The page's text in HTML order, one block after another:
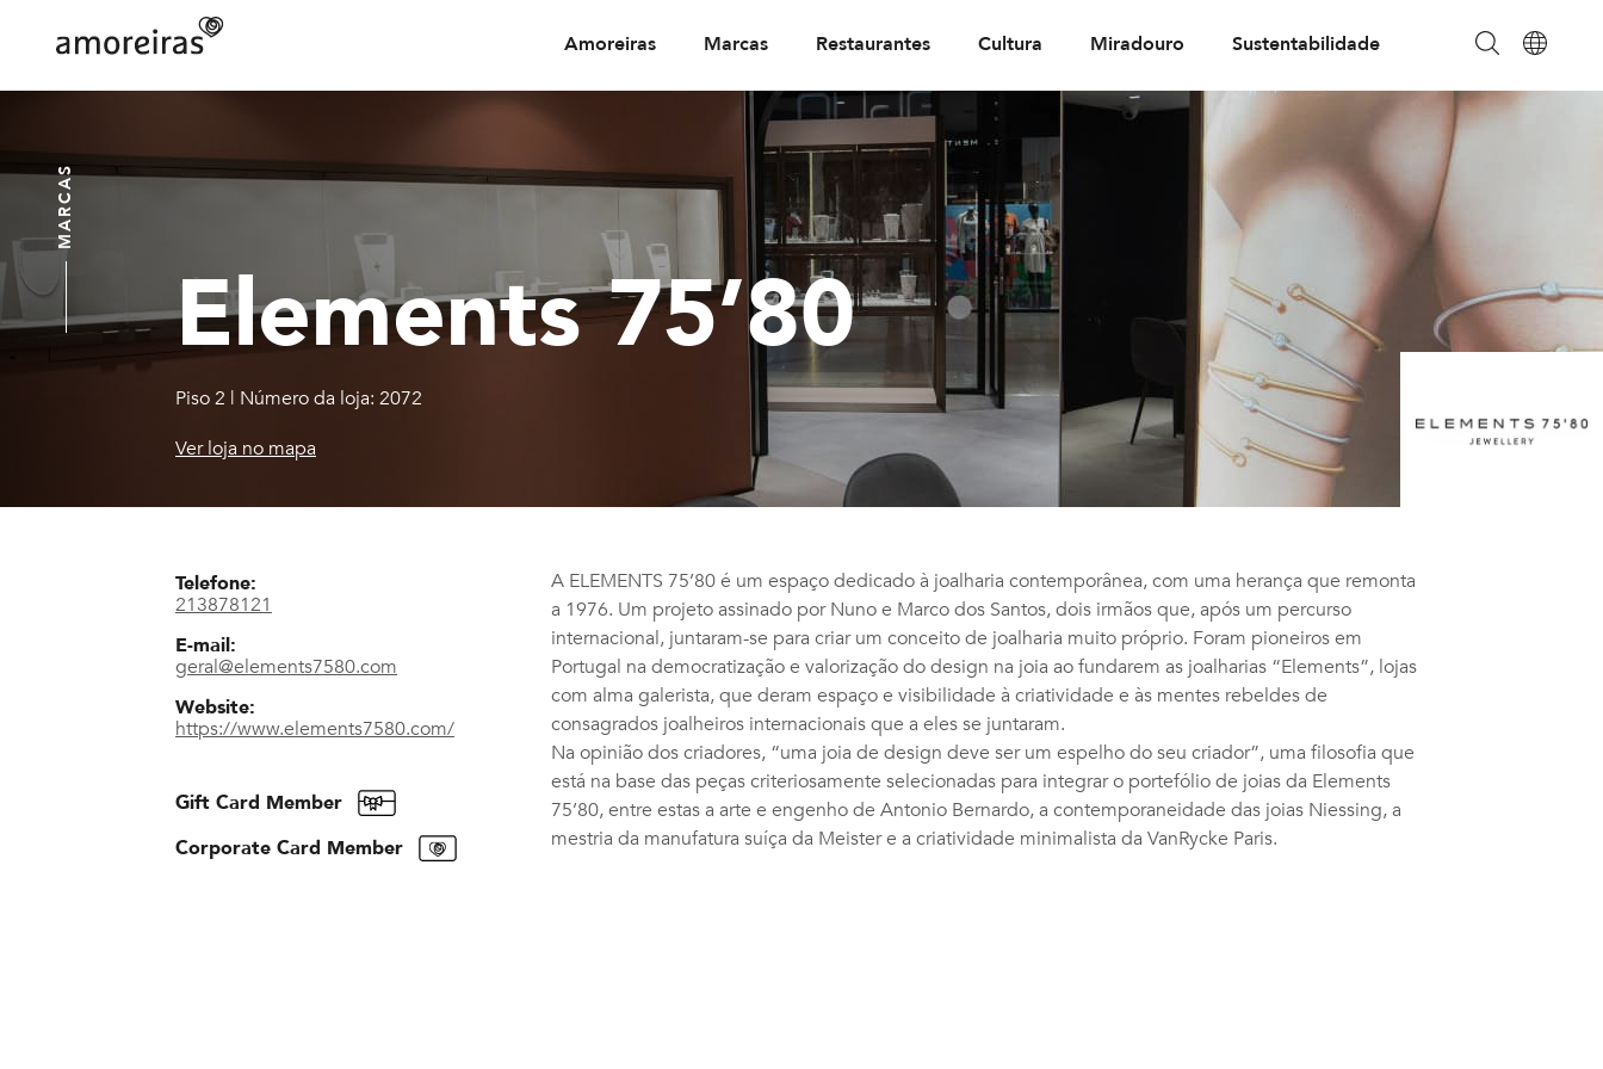
Home
Amoreiras Marcas Restaurantes Cultura Miradouro Sustentabilidade
Elements 75’80
Piso 2 | Número da loja: 2072
Ver loja no mapa
MARCAS
Telefone:
213878121
E-mail:
geral@elements7580.com
Website:
https://www.elements7580.com/
Gift Card Member
Corporate Card Member
A ELEMENTS 75’80 é um espaço dedicado à joalharia contemporânea, com uma herança que remonta
a 1976. Um projeto assinado por Nuno e Marco dos Santos, dois irmãos que, após um percurso
internacional, juntaram-se para criar um conceito de joalharia muito próprio. Foram pioneiros em
Portugal na democratização e valorização do design na joia ao fundarem as joalharias “Elements”, lojas
com alma galerista, que deram espaço e visibilidade à criatividade e às mentes rebeldes de
consagrados joalheiros internacionais que a eles se juntaram.
Na opinião dos criadores, “uma joia de design deve ser um espelho do seu criador”, uma filosofia que
está na base das peças criteriosamente selecionadas para integrar o portefólio de joias da Elements
75’80, entre estas a arte e engenho de Antonio Bernardo, a contemporaneidade das joias Niessing, a
mestria da manufatura suíça da Meister e a criatividade minimalista da VanRycke Paris.